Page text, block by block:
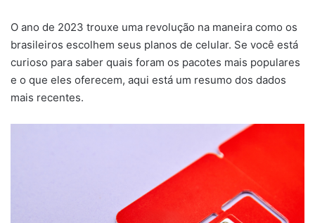
O ano de 2023 trouxe uma revolução na maneira como os
brasileiros escolhem seus planos de celular. Se você está
curioso para saber quais foram os pacotes mais populares
e o que eles oferecem, aqui está um resumo dos dados
mais recentes.